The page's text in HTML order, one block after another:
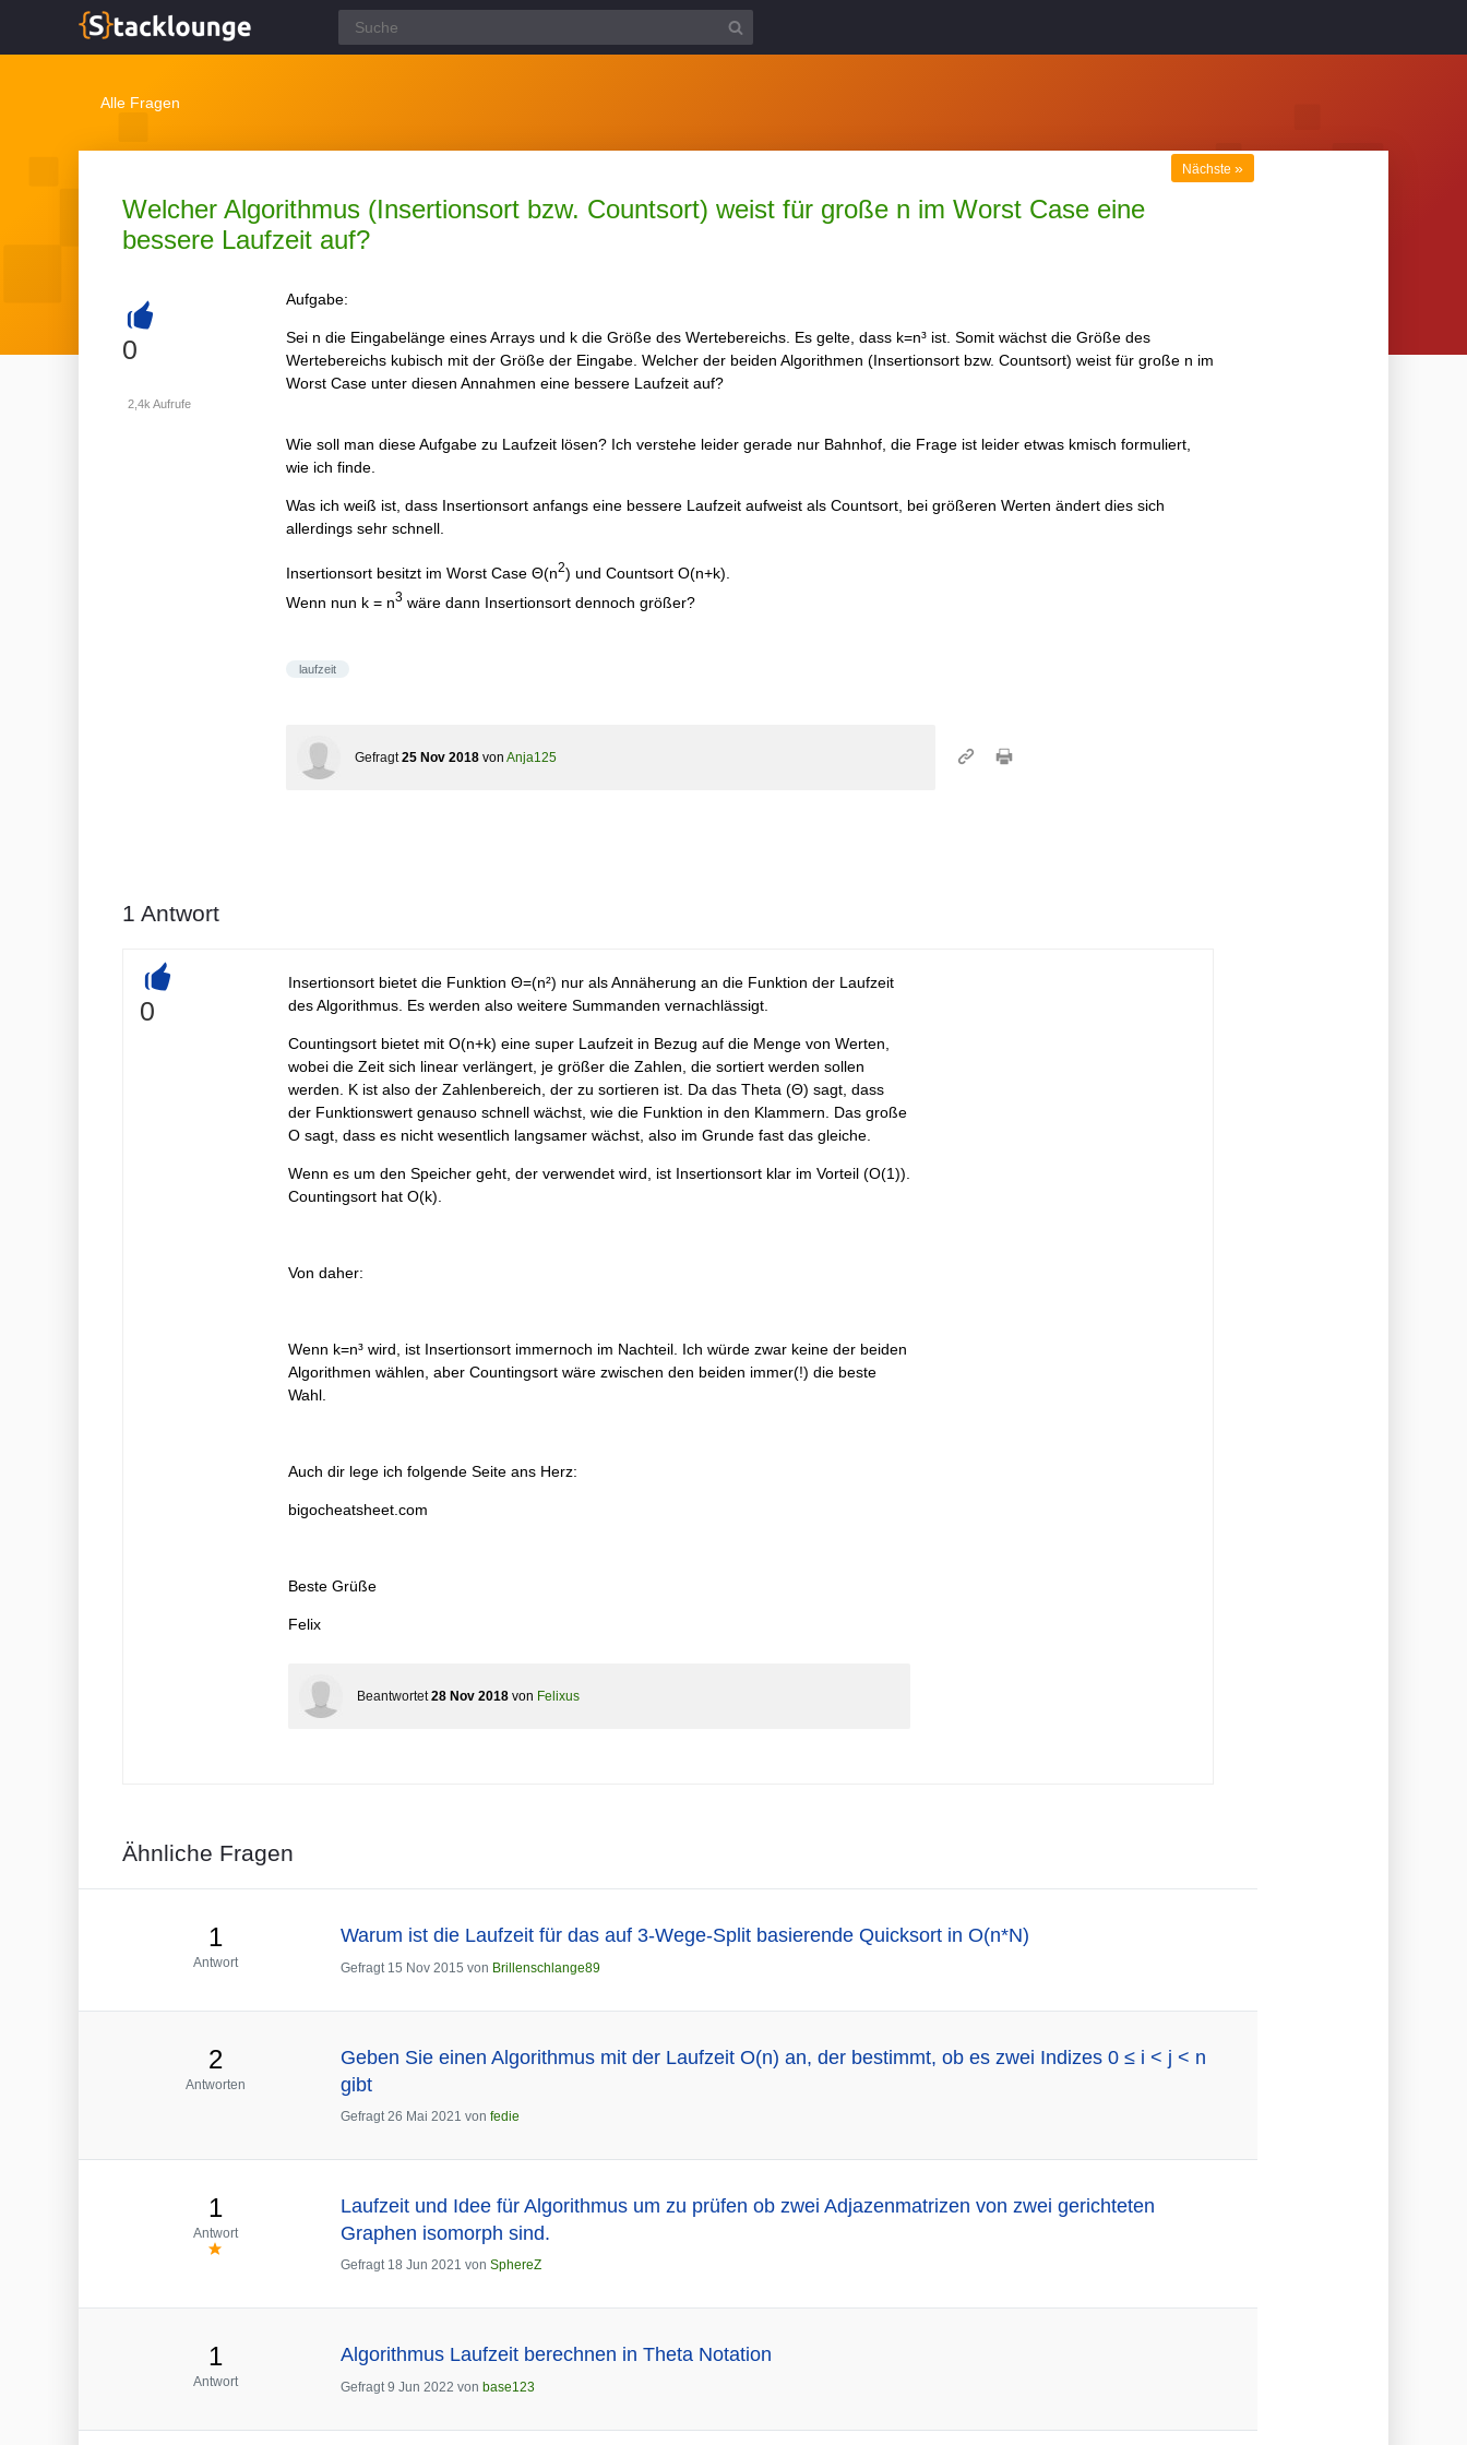
Alle Fragen
Welcher Algorithmus (Insertionsort bzw. Countsort) weist für große n im Worst Case eine
bessere Laufzeit auf?
Nächste »
+
0
2,4k Aufrufe
Aufgabe:
Sei n die Eingabelänge eines Arrays und k die Größe des Wertebereichs. Es gelte, dass k=n³ ist. Somit wächst die Größe des
Wertebereichs kubisch mit der Größe der Eingabe. Welcher der beiden Algorithmen (Insertionsort bzw. Countsort) weist für große n im
Worst Case unter diesen Annahmen eine bessere Laufzeit auf?
Wie soll man diese Aufgabe zu Laufzeit lösen? Ich verstehe leider gerade nur Bahnhof, die Frage ist leider etwas kmisch formuliert,
wie ich finde.
Was ich weiß ist, dass Insertionsort anfangs eine bessere Laufzeit aufweist als Countsort, bei größeren Werten ändert dies sich
allerdings sehr schnell.
Insertionsort besitzt im Worst Case Θ(n2) und Countsort O(n+k).
Wenn nun k = n3 wäre dann Insertionsort dennoch größer?
laufzeit
Gefragt 25 Nov 2018 von Anja125
1 Antwort
+
0
Insertionsort bietet die Funktion Θ=(n²) nur als Annäherung an die Funktion der Laufzeit
des Algorithmus. Es werden also weitere Summanden vernachlässigt.
Countingsort bietet mit O(n+k) eine super Laufzeit in Bezug auf die Menge von Werten,
wobei die Zeit sich linear verlängert, je größer die Zahlen, die sortiert werden sollen
werden. K ist also der Zahlenbereich, der zu sortieren ist. Da das Theta (Θ) sagt, dass
der Funktionswert genauso schnell wächst, wie die Funktion in den Klammern. Das große
O sagt, dass es nicht wesentlich langsamer wächst, also im Grunde fast das gleiche.
Wenn es um den Speicher geht, der verwendet wird, ist Insertionsort klar im Vorteil (O(1)).
Countingsort hat O(k).
Von daher:
Wenn k=n³ wird, ist Insertionsort immernoch im Nachteil. Ich würde zwar keine der beiden
Algorithmen wählen, aber Countingsort wäre zwischen den beiden immer(!) die beste
Wahl.
Auch dir lege ich folgende Seite ans Herz:
bigocheatsheet.com
Beste Grüße
Felix
Beantwortet 28 Nov 2018 von Felixus
Ähnliche Fragen
1
Antwort
Warum ist die Laufzeit für das auf 3-Wege-Split basierende Quicksort in O(n*N)
Gefragt 15 Nov 2015 von Brillenschlange89
2
Antworten
Geben Sie einen Algorithmus mit der Laufzeit O(n) an, der bestimmt, ob es zwei Indizes 0 ≤ i < j < n
gibt
Gefragt 26 Mai 2021 von fedie
1
Antwort
Laufzeit und Idee für Algorithmus um zu prüfen ob zwei Adjazenmatrizen von zwei gerichteten
Graphen isomorph sind.
Gefragt 18 Jun 2021 von SphereZ
1
Antwort
Algorithmus Laufzeit berechnen in Theta Notation
Gefragt 9 Jun 2022 von base123